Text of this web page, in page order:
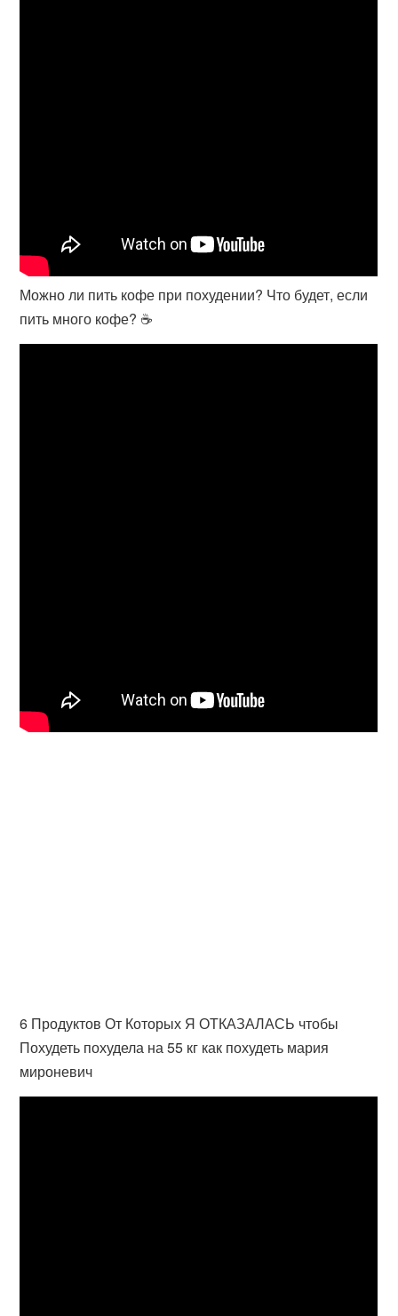
Можно ли пить кофе при похудении? Что будет, если
пить много кофе? ☕️
6 Продуктов От Которых Я ОТКАЗАЛАСЬ чтобы
Похудеть похудела на 55 кг как похудеть мария
мироневич